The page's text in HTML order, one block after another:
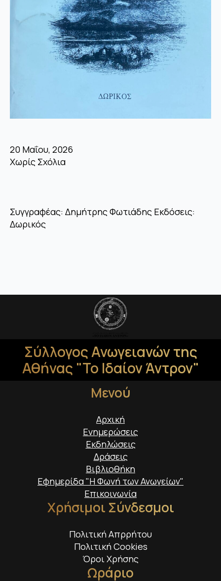
20 Μαΐου, 2026
Χωρίς Σχόλια
Συγγραφέας: Δημήτρης Φωτιάδης Εκδόσεις:
Δωρικός
Σύλλογος Ανωγειανών της
Αθήνας "Το Ιδαίον Άντρον"
Μενού
Αρχική
Ενημερώσεις
Εκδηλώσεις
Δράσεις
Βιβλιοθήκη
Εφημερίδα "Η Φωνή των Ανωγείων"
Επικοινωνία
Χρήσιμοι Σύνδεσμοι
Πολιτική Απρρήτου
Πολιτική Cookies
Όροι Χρήσης
Ωράριο